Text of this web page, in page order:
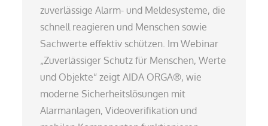
zuverlässige Alarm- und Meldesysteme, die
schnell reagieren und Menschen sowie
Sachwerte effektiv schützen. Im Webinar
„Zuverlässiger Schutz für Menschen, Werte
und Objekte“ zeigt AIDA ORGA®, wie
moderne Sicherheitslösungen mit
Alarmanlagen, Videoverifikation und